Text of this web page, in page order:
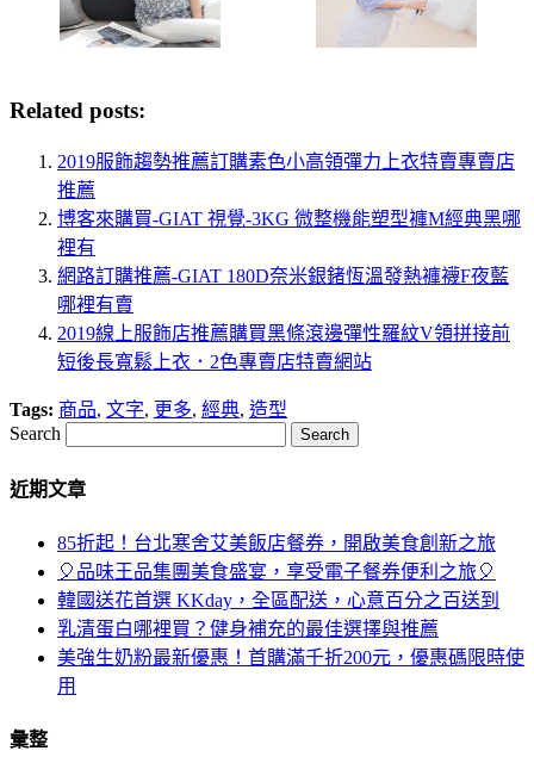
Related posts:
2019服飾趨勢推薦訂購素色小高領彈力上衣特賣專賣店
推薦
博客來購買-GIAT 視覺-3KG 微整機能塑型褲M經典黑哪
裡有
網路訂購推薦-GIAT 180D奈米銀鍺恆溫發熱褲襪F夜藍
哪裡有賣
2019線上服飾店推薦購買黑條滾邊彈性羅紋V領拼接前
短後長寬鬆上衣．2色專賣店特賣網站
Tags: 商品, 文字, 更多, 經典, 造型
Search
近期文章
85折起！台北寒舍艾美飯店餐券，開啟美食創新之旅
🎈品味王品集團美食盛宴，享受電子餐券便利之旅🎈
韓國送花首選 KKday，全區配送，心意百分之百送到
乳清蛋白哪裡買？健身補充的最佳選擇與推薦
美強生奶粉最新優惠！首購滿千折200元，優惠碼限時使
用
彙整